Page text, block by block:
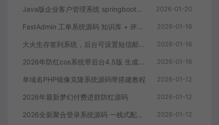
Java版企业客户管理系统 springboot+vue 2026-01-20
FastAdmin 工单系统源码 知识库 + 评价 + 短信邮件通知+搭建教程 2026-01-16
大火生存签到系统，后台可设置短信邮件配置 2026-01-16
2026年防红cos系统带后台4.5版 生成链接全套防红 2026-01-16
单域名PHP镜像克隆系统源码带搭建教程 2026-01-12
2026年最新梦幻付费进群防红源码 2026-01-12
2026全新聚合登录系统源码 一栈式配置全部快捷登录接口带搭建教程 2026-01-12